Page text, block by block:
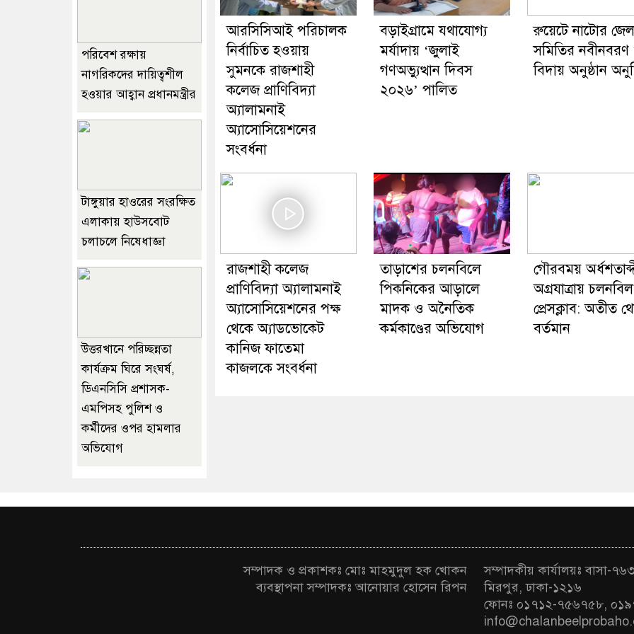
আরসিসিআই পরিচালক
নির্বাচিত হওয়ায়
সুমনকে রাজশাহী
কলেজ প্রাণিবিদ্যা
অ্যালামনাই
অ্যাসোসিয়েশনের
সংবর্ধনা
বড়াইগ্রামে যথাযোগ্য
মর্যাদায় ‘জুলাই
গণঅভ্যুত্থান দিবস
২০২৬’ পালিত
রুয়েটে নাটোর
সমিতির
বিদায় অনুষ্ঠান
রাজশাহী কলেজ
প্রাণিবিদ্যা অ্যালামনাই
অ্যাসোসিয়েশনের পক্ষ
থেকে অ্যাডভোকেট
কানিজ ফাতেমা
কাজলকে সংবর্ধনা
তাড়াশের চলনবিলে
পিকনিকের আড়ালে
মাদক ও অনৈতিক
কর্মকাণ্ডের অভিযোগ
গৌরবময়
অগ্রযাত্রায় চলনবিল
প্রেসক্লাব: অতীত
বর্তমান
পরিবেশ রক্ষায়
নাগরিকদের দায়িত্বশীল
হওয়ার আহ্বান প্রধানমন্ত্রীর
টাঙ্গুয়ার হাওরের সংরক্ষিত
এলাকায় হাউসবোট
চলাচলে নিষেধাজ্ঞা
উত্তরখানে পরিচ্ছন্নতা
কার্যক্রম ঘিরে সংঘর্ষ,
ডিএনসিসি প্রশাসক-
এমপিসহ পুলিশ ও
কর্মীদের ওপর হামলার
অভিযোগ
সম্পাদক ও প্রকাশকঃ মোঃ মাহমুদুল হক খোকন
ব্যবস্থাপনা সম্পাদকঃ আনোয়ার হোসেন রিপন
সম্পাদকীয় কার্যালয়ঃ বাসা-
মিরপুর, ঢাকা-১২১৬
ফোনঃ ০১৭১২-৭৫৬৭৫৮,